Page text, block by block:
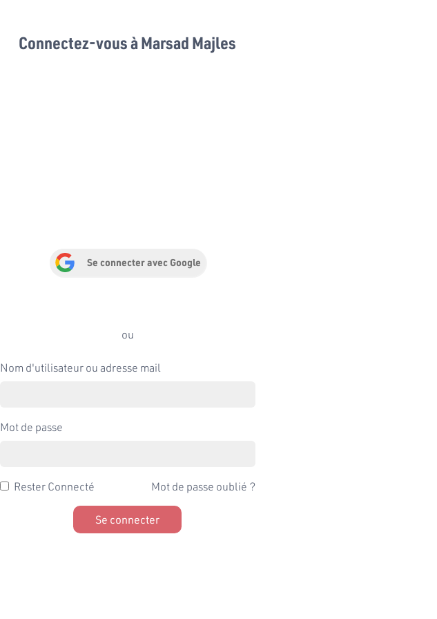
Connectez-vous à Marsad Majles
Se connecter avec Google
ou
Nom d'utilisateur ou adresse mail
Mot de passe
Rester Connecté Mot de passe oublié ?